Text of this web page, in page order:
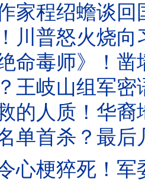
谈回国见闻：上海经济太萧条！
平？连发4张“噘嘴 照”！川普震撼讲话
墙越狱！中国顶级学霸“王哥”
密语惊人！千万官员沦“财政肥
震专家陷中共黑牢，100次提审，中
时和川普的一通电话！超级鹰派格雷
惊现一幕，习近平成孤家寡人；川普惊